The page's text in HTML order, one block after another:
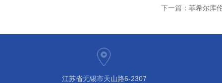
下一篇： 菲希尔库
江苏省无锡市天山路6-2307